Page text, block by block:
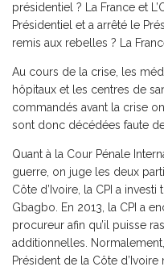
présidentiel ? La France et
Présidentiel et a arrêté le
remis aux rebelles ? La
Au cours de la crise, les
hôpitaux et les centres de
commandés avant la crise
sont donc décédées faute
Quant à la Cour Pénale
guerre, on juge les deux
Côte d’Ivoire, la CPI a
Gbagbo. En 2013, la CPI a
procureur afin qu’il puisse
additionnelles.
Président de la Côte d’Ivoire